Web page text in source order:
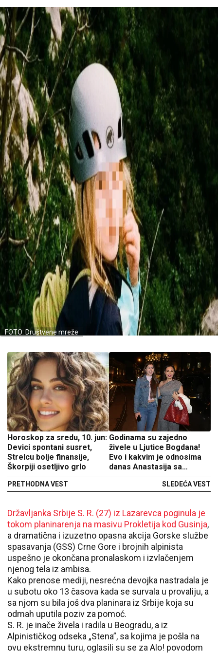
FOTO: Društvene mreže
Horoskop za sredu, 10. jun:
Devici spontani susret,
Strelcu bolje finansije,
Škorpiji osetljivo grlo
PRETHODNA VEST
Godinama su zajedno
živele u Ljutice Bogdana!
Evo i kakvim je odnosima
danas Anastasija sa
sestrom Helenom
SLEDEĆA VEST
Državljanka Srbije S. R. (27) iz Lazarevca poginula je
tokom planinarenja na masivu Prokletija kod Gusinja,
a dramatična i izuzetno opasna akcija Gorske službe
spasavanja (GSS) Crne Gore i brojnih alpinista
uspešno je okončana pronalaskom i izvlačenjem
njenog tela iz ambisa.
Kako prenose mediji, nesrećna devojka nastradala je
u subotu oko 13 časova kada se survala u provaliju, a
sa njom su bila još dva planinara iz Srbije koja su
odmah uputila poziv za pomoć.
S. R. je inače živela i radila u Beogradu, a iz
Alpinističkog odseka „Stena”, sa kojima je pošla na
ovu ekstremnu turu, oglasili su se za Alo! povodom